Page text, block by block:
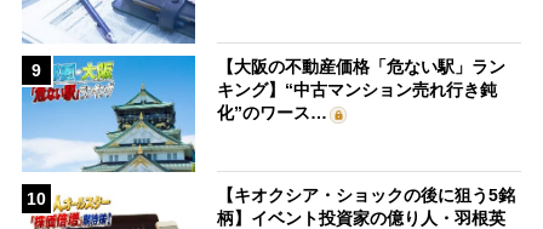
9
【大阪の不動産価格「危ない駅」ラン
キング】“中古マンション売れ行き鈍
化”のワース…
10
【キオクシア・ショックの後に狙う5銘
柄】イベント投資家の億り人・羽根英